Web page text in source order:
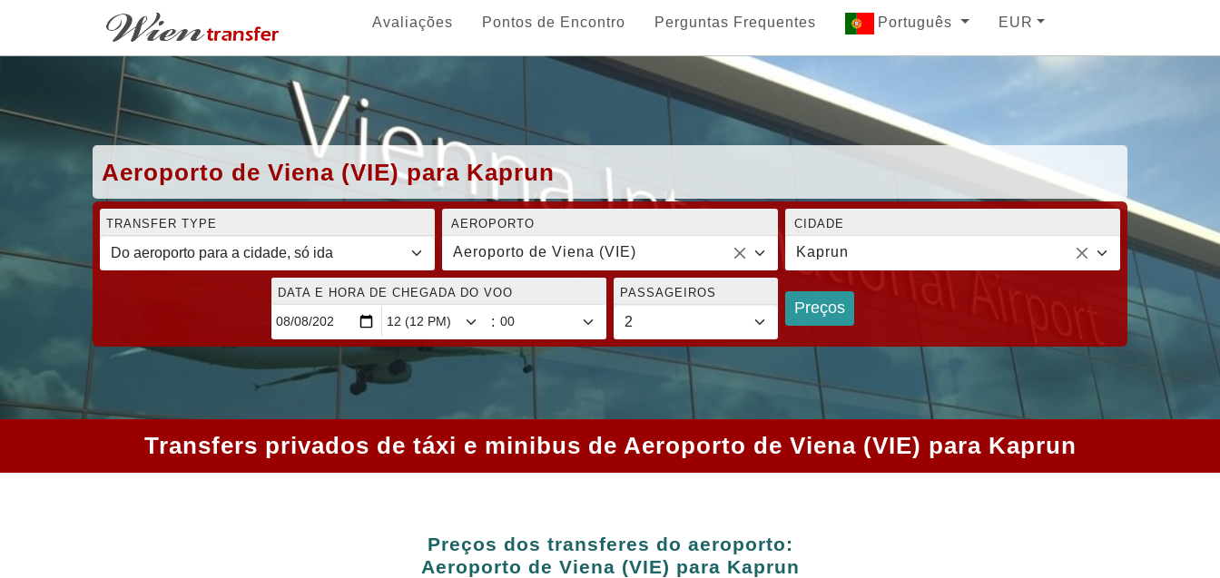
Avaliações Pontos de Encontro Perguntas Frequentes Português EUR
Aeroporto de Viena (VIE) para Kaprun
TRANSFER TYPE AEROPORTO
Aeroporto de Viena (VIE)
CIDADE
Kaprun
DATA E HORA DE CHEGADA DO VOO
:
PASSAGEIROS
Preços
Transfers privados de táxi e minibus de Aeroporto de Viena (VIE) para Kaprun
Preços dos transferes do aeroporto:
Aeroporto de Viena (VIE) para Kaprun